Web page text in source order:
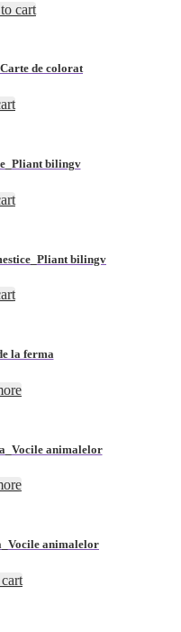
cart
de colorat
bilingv
bilingv
la ferma
animalelor
animalelor